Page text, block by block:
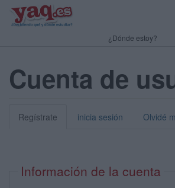
¿Dónde estoy?
Cuenta de
Regístrate inicia sesión Olvidé
Información de la cuenta